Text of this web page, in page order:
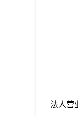
法人营